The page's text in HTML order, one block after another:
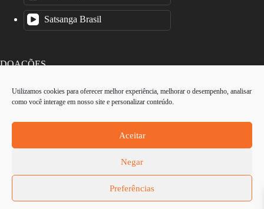
Utilizamos cookies para oferecer melhor experiência, melhorar o desempenho, analisar
como você interage em nosso site e personalizar conteúdo.
Aceitar
Negar
Preferências
Satsanga Brasil
DOAÇÕES
O Instituto Kriya Yoga é uma organização sem fins lucrativos.